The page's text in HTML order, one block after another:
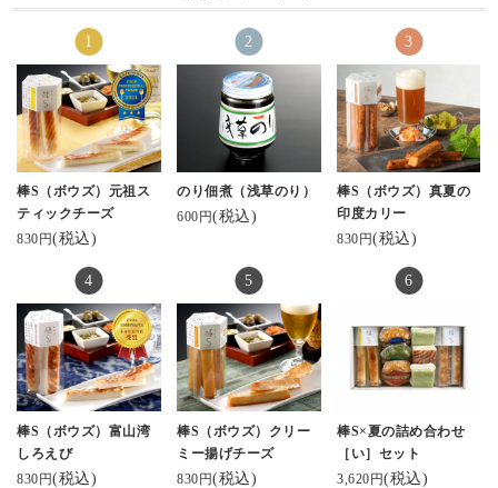
棒S（ボウズ）元祖ス
ティックチーズ
830円(税込)
のり佃煮（浅草のり）
600円(税込)
棒S（ボウズ）真夏の
印度カリー
830円(税込)
棒S（ボウズ）富山湾
しろえび
830円(税込)
棒S（ボウズ）クリー
ミー揚げチーズ
830円(税込)
棒S×夏の詰め合わせ
［い］セット
3,620円(税込)